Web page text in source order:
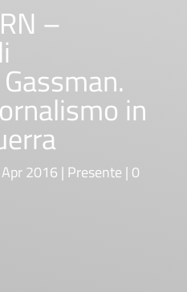
–
in
2016 Presente 0